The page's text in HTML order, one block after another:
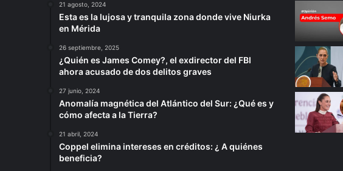
21 agosto, 2024
Esta es la lujosa y tranquila zona donde vive Niurka
en Mérida
26 septiembre, 2025
¿Quién es James Comey?, el exdirector del FBI
ahora acusado de dos delitos graves
27 junio, 2024
Anomalía magnética del Atlántico del Sur: ¿Qué es y
cómo afecta a la Tierra?
21 abril, 2024
Coppel elimina intereses en créditos: ¿ A quiénes
beneficia?